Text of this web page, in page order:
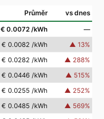
Průměr vs dnes
€ 0.0072 /kWh
—
€ 0.0082 /kWh ▲ 13%
€ 0.0282 /kWh ▲ 288%
€ 0.0446 /kWh ▲ 515%
€ 0.0255 /kWh ▲ 252%
€ 0.0485 /kWh ▲ 569%